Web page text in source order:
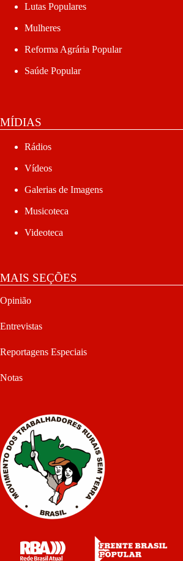
Lutas Populares
Mulheres
Reforma Agrária Popular
Saúde Popular
MÍDIAS
Rádios
Vídeos
Galerias de Imagens
Musicoteca
Videoteca
MAIS SEÇÕES
Opinião
Entrevistas
Reportagens Especiais
Notas